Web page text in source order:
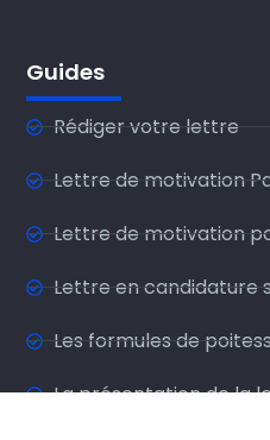
Guides
Rédiger votre lettre
Lettre de motivation
Lettre de motivation
Lettre en candidature
Les formules de
La présentation de la